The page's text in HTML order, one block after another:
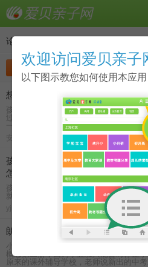
论坛
发帖 收藏 分类
想了解一下西南位育中学的夏威夷
孩子钢琴舞蹈朗诵都还可以，朗诵特别
过不止一个市级的作文奖，英语还可以
一些，学校成绩还是不错的。 想了解一
安悠廷
孩子15岁了，近期出现了叛逆现象
怎么办？
孩子15岁了，近期出现了叛逆现象，家
就表现得很不耐烦，大家有什么方法吗？
yjmen
朗文和新概念教材应该选哪个？
小升初暂告段落，想安排孩子暑假的小
概念第二册，因为小五班只能暂时停止
原来的课外辅导学校，老师说新出的中
欢迎访问爱贝亲子
以下图示教您如何使用本应用